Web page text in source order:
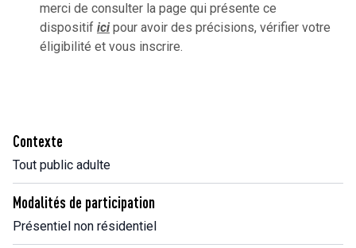
Contexte
Tout public adulte
Modalités de participation
Présentiel non résidentiel
merci de consulter la page qui présente ce
dispositif icipour avoir des précisions, vérifier votre
éligibilité et vous inscrire.